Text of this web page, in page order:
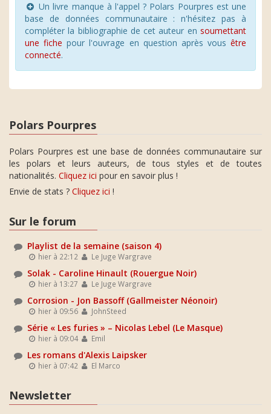
Un livre manque à l'appel ? Polars Pourpres est une
base de données communautaire : n'hésitez pas à
compléter la bibliographie de cet auteur en soumettant
une fiche pour l'ouvrage en question après vous être
connecté.
Polars Pourpres
Polars Pourpres est une base de données communautaire sur
les polars et leurs auteurs, de tous styles et de toutes
nationalités. Cliquez ici pour en savoir plus !
Envie de stats ? Cliquez ici !
Sur le forum
Playlist de la semaine (saison 4)
hier à 22:12 Le Juge Wargrave
Solak - Caroline Hinault (Rouergue Noir)
hier à 13:27 Le Juge Wargrave
Corrosion - Jon Bassoff (Gallmeister Néonoir)
hier à 09:56 JohnSteed
Série « Les furies » – Nicolas Lebel (Le Masque)
hier à 09:04 Emil
Les romans d'Alexis Laipsker
hier à 07:42 El Marco
Newsletter